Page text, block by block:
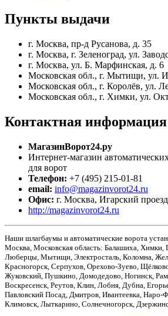
Пункты выдачи
г. Москва, пр-д Русанова, д. 35
г. Москва, г. Зеленоград, ул.
г. Москва, ул. Б. Марфинская, д. 6
Московская обл., г. Мытищи, ул.
Московская обл., г. Королёв, ул.
Московская обл., г. Химки, ул.
Контактная информация
МагазинВорот24.ру
Интернет-магазин
для ворот
Телефон: +7 (495) 215-01-81
email: info@magazinvorot24.ru
Офис: г. Москва, Игарский
http://magazinvorot24.ru
Наши шлагбаумы и автоматические ворота
Москва, Московская область: Балашиха, Химки,
Люберцы, Мытищи, Электросталь, Коломна,
Красногорск, Серпухов, Орехово-Зуево,
Жуковский, Пушкино, Домодедово, Ногинск,
Воскресенск, Реутов, Клин, Лобня, Дубна,
Павловский Посад, Дмитров, Ивантеевка,
Климовск, Лыткарино, Солнечногорск,